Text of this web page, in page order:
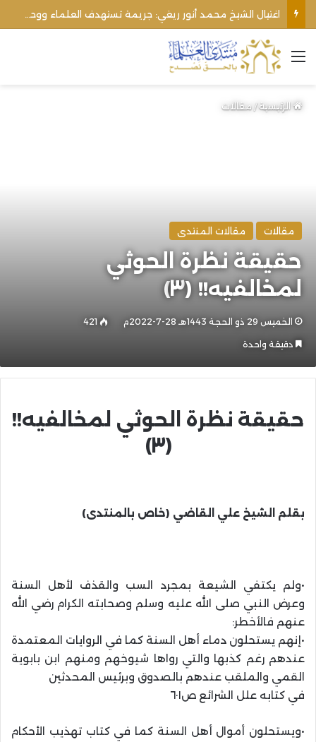
القائمة
الرئيسية/مقالات
مقالات مقالات المنتدى
حقيقة نظرة الحوثي
لمخالفيه!! (٣)
الخميس 29 ذو الحجة 1443هـ 28-7-2022م 421
دقيقة واحدة
حقيقة نظرة الحوثي لمخالفيه!!
(٣)
بقلم الشيخ علي القاضي (خاص بالمنتدى)
•ولم يكتفي الشيعة بمجرد السب والقذف لأهل السنة
وعرض النبي صلى الله عليه وسلم وصحابته الكرام رضي الله
عنهم فالأخطر:
•إنهم يستحلون دماء أهل السنة كما في الروايات المعتمدة
عندهم رغم كذبها والتي رواها شيوخهم ومنهم ابن بابوية
القمي والملقب عندهم بالصدوق وبرئيس المحدثين
في كتابه علل الشرائع ص٦٠١
•ويستحلون أموال أهل السنة كما في كتاب تهذيب الأحكام